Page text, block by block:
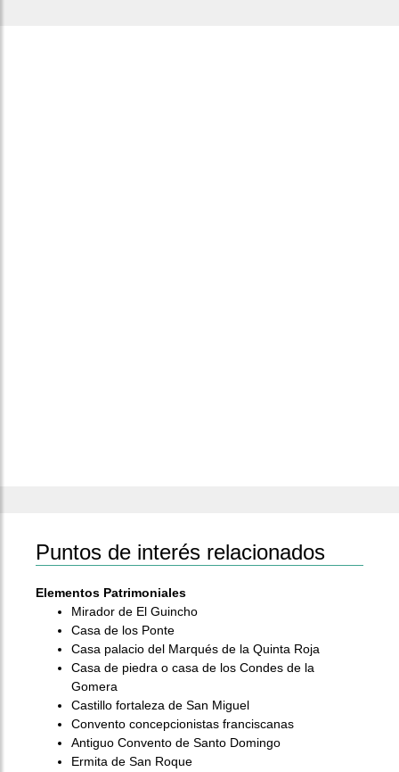
Puntos de interés relacionados
Elementos Patrimoniales
Mirador de El Guincho
Casa de los Ponte
Casa palacio del Marqués de la Quinta Roja
Casa de piedra o casa de los Condes de la
Gomera
Castillo fortaleza de San Miguel
Convento concepcionistas franciscanas
Antiguo Convento de Santo Domingo
Ermita de San Roque